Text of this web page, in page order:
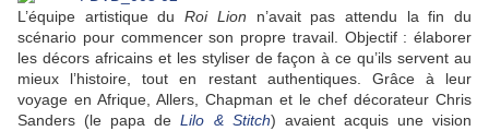
L’équipe artistique duRoi Lion n’avait pas attendu la fin du
scénario pour commencer son propre travail. Objectif : élaborer
les décors africains et les styliser de façon à ce qu’ils servent au
mieux l’histoire, tout en restant authentiques. Grâce à leur
voyage en Afrique, Allers, Chapman et le chef décorateur Chris
Sanders (le papa deLilo & Stitch) avaient acquis une vision